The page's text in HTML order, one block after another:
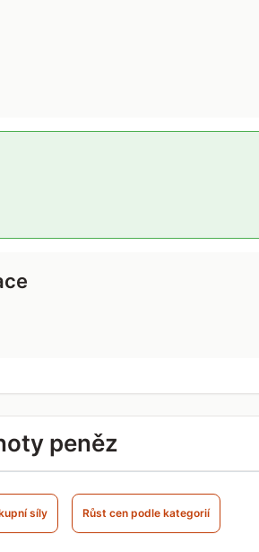
peněz
síly Růst cen podle kategorií